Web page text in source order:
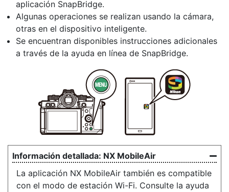
aplicación SnapBridge.
Algunas operaciones se realizan usando la cámara,
otras en el dispositivo inteligente.
Se encuentran disponibles instrucciones adicionales
a través de la ayuda en línea de SnapBridge.
NX MobileAir
La aplicación NX MobileAir también es compatible
con el modo de estación Wi-Fi. Consulte la ayuda